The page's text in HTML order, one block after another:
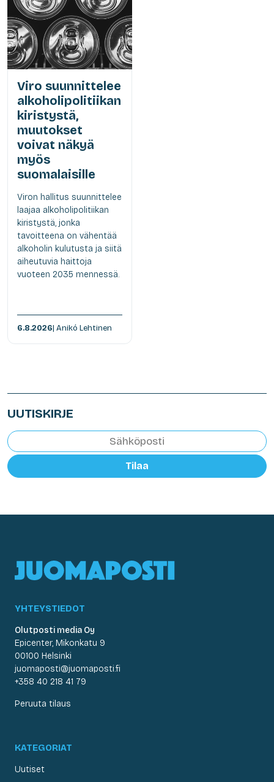
Viro suunnittelee
alkoholipolitiikan
kiristystä,
muutokset
voivat näkyä
myös
suomalaisille
Viron hallitus suunnittelee
laajaa alkoholipolitiikan
kiristystä, jonka
tavoitteena on vähentää
alkoholin kulutusta ja siitä
aiheutuvia haittoja
vuoteen 2035 mennessä.
6.8.2026| Anikó Lehtinen
UUTISKIRJE
Tilaa
YHTEYSTIEDOT
Olutposti media Oy
Epicenter, Mikonkatu 9
00100 Helsinki
juomaposti@juomaposti.fi
+358 40 218 41 79
Peruuta tilaus
KATEGORIAT
Uutiset